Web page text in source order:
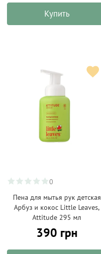
Купить
0
Пена для мытья рук детская
Арбуз и кокос Little Leaves,
Attitude 295 мл
390 грн